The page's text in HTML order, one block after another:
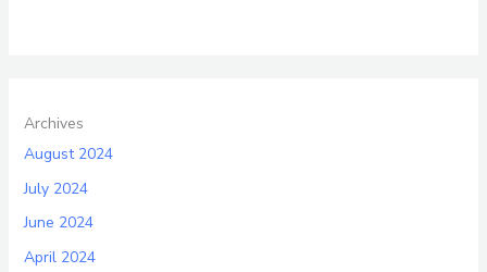
Archives
August 2024
July 2024
June 2024
April 2024